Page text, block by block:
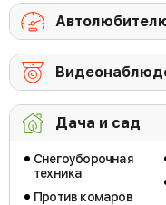
Дача и сад
Снегоуборочная
техника
Против комаров